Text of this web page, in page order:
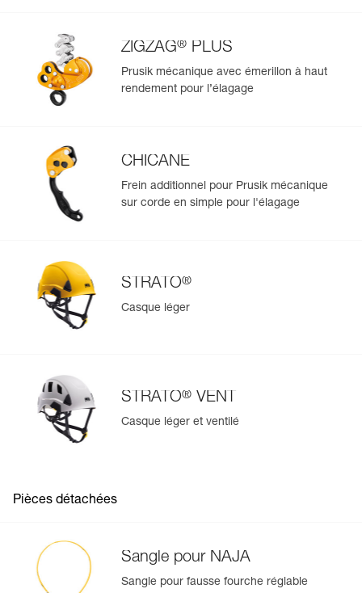
ZIGZAG® PLUS
Prusik mécanique avec émerillon à haut
rendement pour l’élagage
CHICANE
Frein additionnel pour Prusik mécanique
sur corde en simple pour l'élagage
STRATO®
Casque léger
STRATO® VENT
Casque léger et ventilé
Pièces détachées
Sangle pour NAJA
Sangle pour fausse fourche réglable